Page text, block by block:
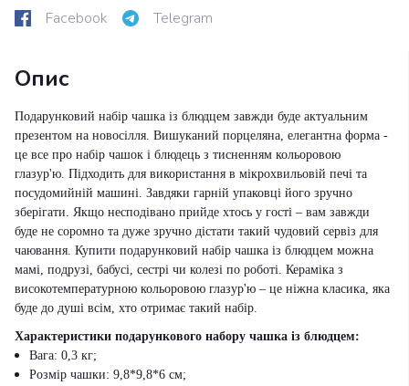
Facebook
Telegram
Опис
Подарунковий набір чашка із блюдцем завжди буде актуальним
презентом на новосілля. Вишуканий порцеляна, елегантна форма -
це все про набір чашок і блюдець з тисненням кольоровою
глазур'ю. Підходить для використання в мікрохвильовій печі та
посудомийній машині. Завдяки гарній упаковці його зручно
зберігати. Якщо несподівано прийде хтось у гості – вам завжди
буде не соромно та дуже зручно дістати такий чудовий сервіз для
чаювання. Купити подарунковий набір чашка із блюдцем можна
мамі, подрузі, бабусі, сестрі чи колезі по роботі. Кераміка з
високотемпературною кольоровою глазур'ю – це ніжна класика, яка
буде до душі всім, хто отримає такий набір.
Характеристики подарункового набору чашка із блюдцем:
Вага: 0,3 кг;
Розмір чашки: 9,8*9,8*6 см;